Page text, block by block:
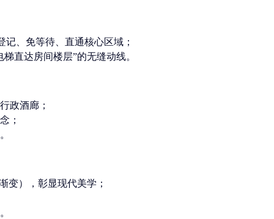
记、免等待、直通核心区域 ；
梯直达房间楼层”的无缝动线。
政酒廊；
；
变），彰显现代美学；